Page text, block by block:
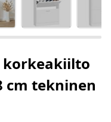
korkeakiilto
cm tekninen